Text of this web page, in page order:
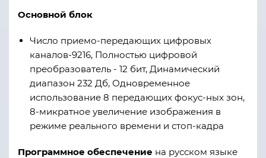
Основной блок
Число приемо-передающих цифровых
каналов-9216, Полностью цифровой
преобразователь - 12 бит, Динамический
диапазон 232 Дб, Одновременное
использование 8 передающих фокус-ных зон,
8-микратное увеличение изображения в
режиме реального времени и стоп-кадра
Программное обеспечение на русском языке